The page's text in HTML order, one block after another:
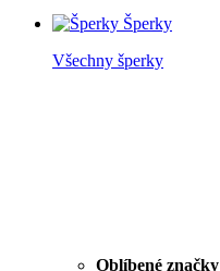
Šperky
Všechny šperky
Oblíbené značky